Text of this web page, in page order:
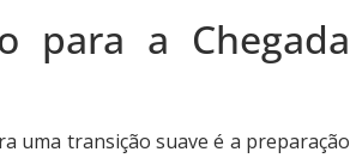
para a Chegada
uma transição suave é a preparação